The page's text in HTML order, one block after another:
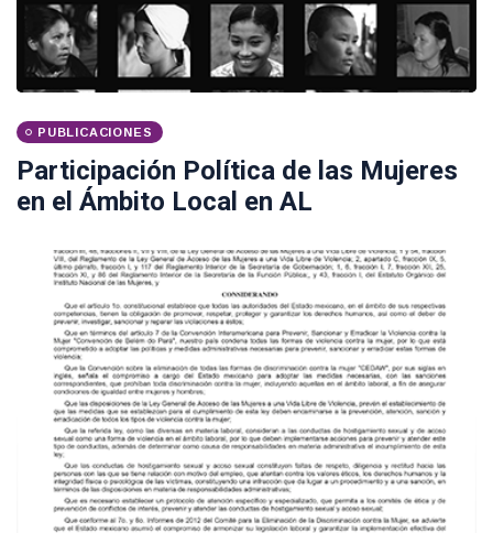
PUBLICACIONES
Participación Política de las Mujeres
en el Ámbito Local en AL